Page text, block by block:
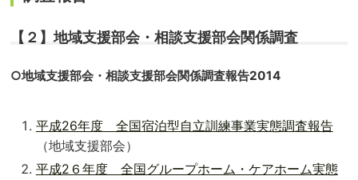
【２】地域支援部会・相談支援部会関係調査
○地域支援部会・相談支援部会関係調査報告2014
平成26年度 全国宿泊型自立訓練事業実態調査報告
（地域支援部会）
平成2６年度 全国グループホーム・ケアホーム実態